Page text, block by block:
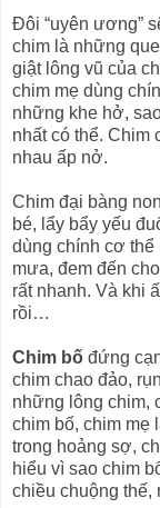
Đôi “uyên ương”
chim là những
giật lông vũ của
chim mẹ dùng
những khe hở,
nhất có thể. Chim
nhau ấp nở.
Chim đại bàng
bé, lẩy bẩy yếu
dùng chính cơ
mưa, đem đến
rất nhanh. Và khi
rồi…
Chim bố đứng
chim chao đảo,
những lông chim,
chim bố, chim mẹ
trong hoảng sợ,
hiểu vì sao chim
chiều chuộng